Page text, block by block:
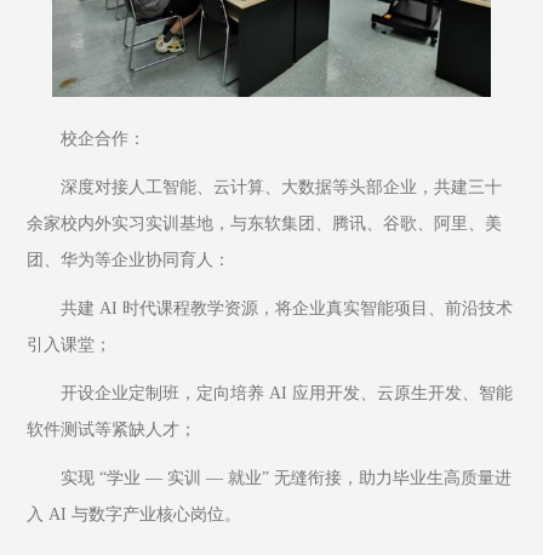
校企合作：
深度对接人工智能、云计算、大数据等头部企业，共建三十
余家校内外实习实训基地，与东软集团、腾讯、谷歌、阿里、美
团、华为等企业协同育人：
共建 AI 时代课程教学资源，将企业真实智能项目、前沿技术
引入课堂；
开设企业定制班，定向培养 AI 应用开发、云原生开发、智能
软件测试等紧缺人才；
实现 “学业 — 实训 — 就业” 无缝衔接，助力毕业生高质量进
入 AI 与数字产业核心岗位。